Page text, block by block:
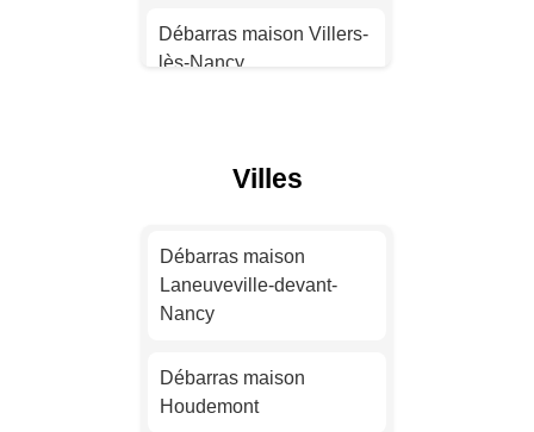
Débarras maison
Rennes
Débarras maison Reims
Débarras maison Le
Havre
Débarras maison Villers-
lès-Nancy
Débarras maison Nancy
Débarras maison
Longwy
Maxéville
Villes
Débarras maison
Laneuveville-devant-
Nancy
Débarras maison
Houdemont